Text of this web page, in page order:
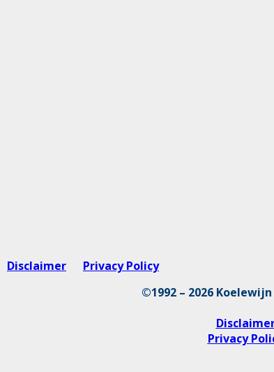
Disclaimer
Privacy Policy
©1992 – 2026
Privacy